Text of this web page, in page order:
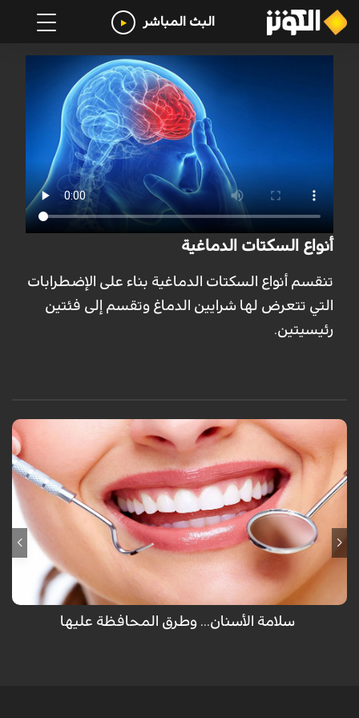
البث المباشر
أنواع السكتات الدماغية
تنقسم أنواع السكتات الدماغية بناء على الإضطرابات
التي تتعرض لها شرايين الدماغ وتقسم إلى فئتين
رئيسيتين.
لم يهب الله عضو للإنسان مرتين سوى الأسنان والتي تظهر للمرة الأولى كأسنان
لبنية ثم تسقط ويخرج مكانها أسناننا العادية ولكن تفريش الأسنان كل يوم غير
كافي للمحافظة عليها ولكن هناك طرق أخرى يجب إتباعها.
سلامة الأسنان... وطرق المحافظة عليها